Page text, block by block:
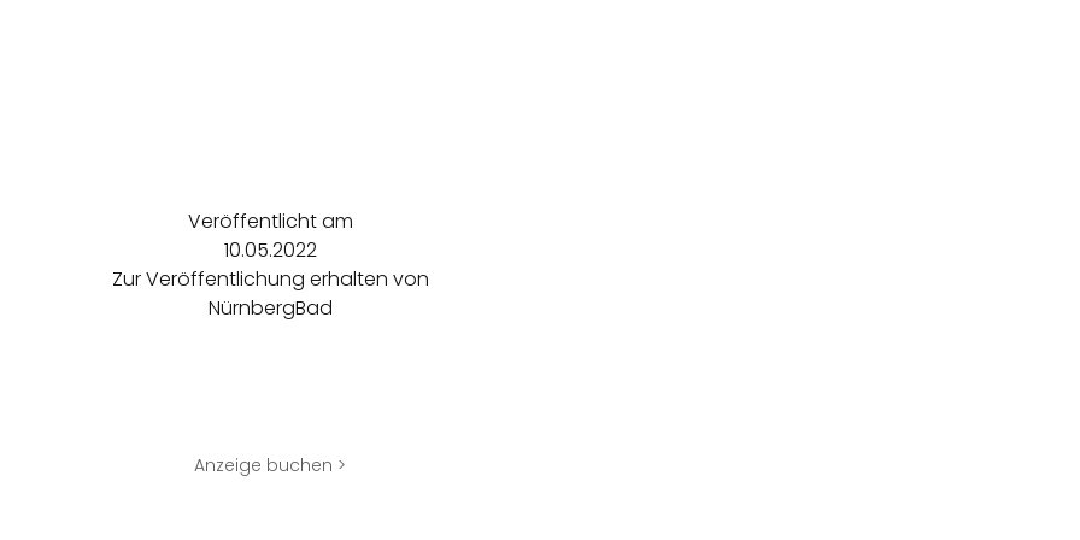
Veröffentlicht am
10.05.2022
Zur Veröffentlichung erhalten von
NürnbergBad
Anzeige buchen >